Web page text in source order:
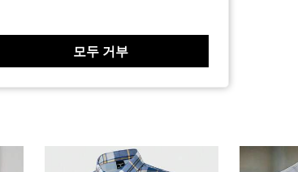
모두 거부